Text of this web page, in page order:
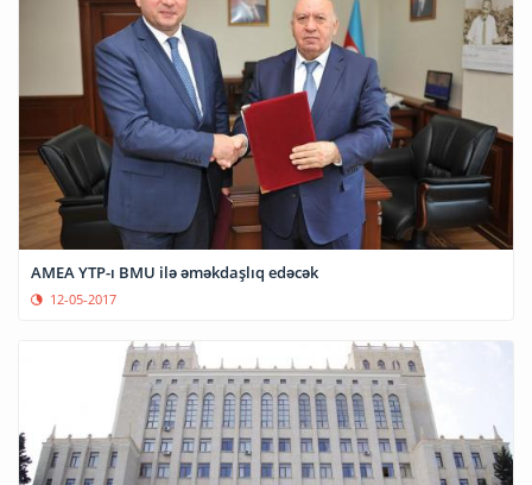
AMEA YTP-ı BMU ilə əməkdaşlıq edəcək
12-05-2017